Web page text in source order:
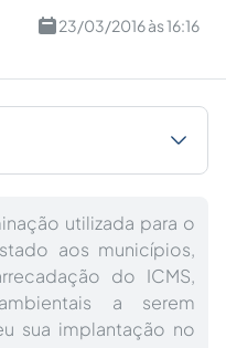
23/03/2016 às 16:16
utilizada para o
aos municípios,
do ICMS,
a serem
sua implantação no